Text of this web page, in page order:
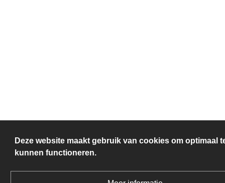
Deze website maakt gebruik van cookies om optimaal
kunnen functioneren.